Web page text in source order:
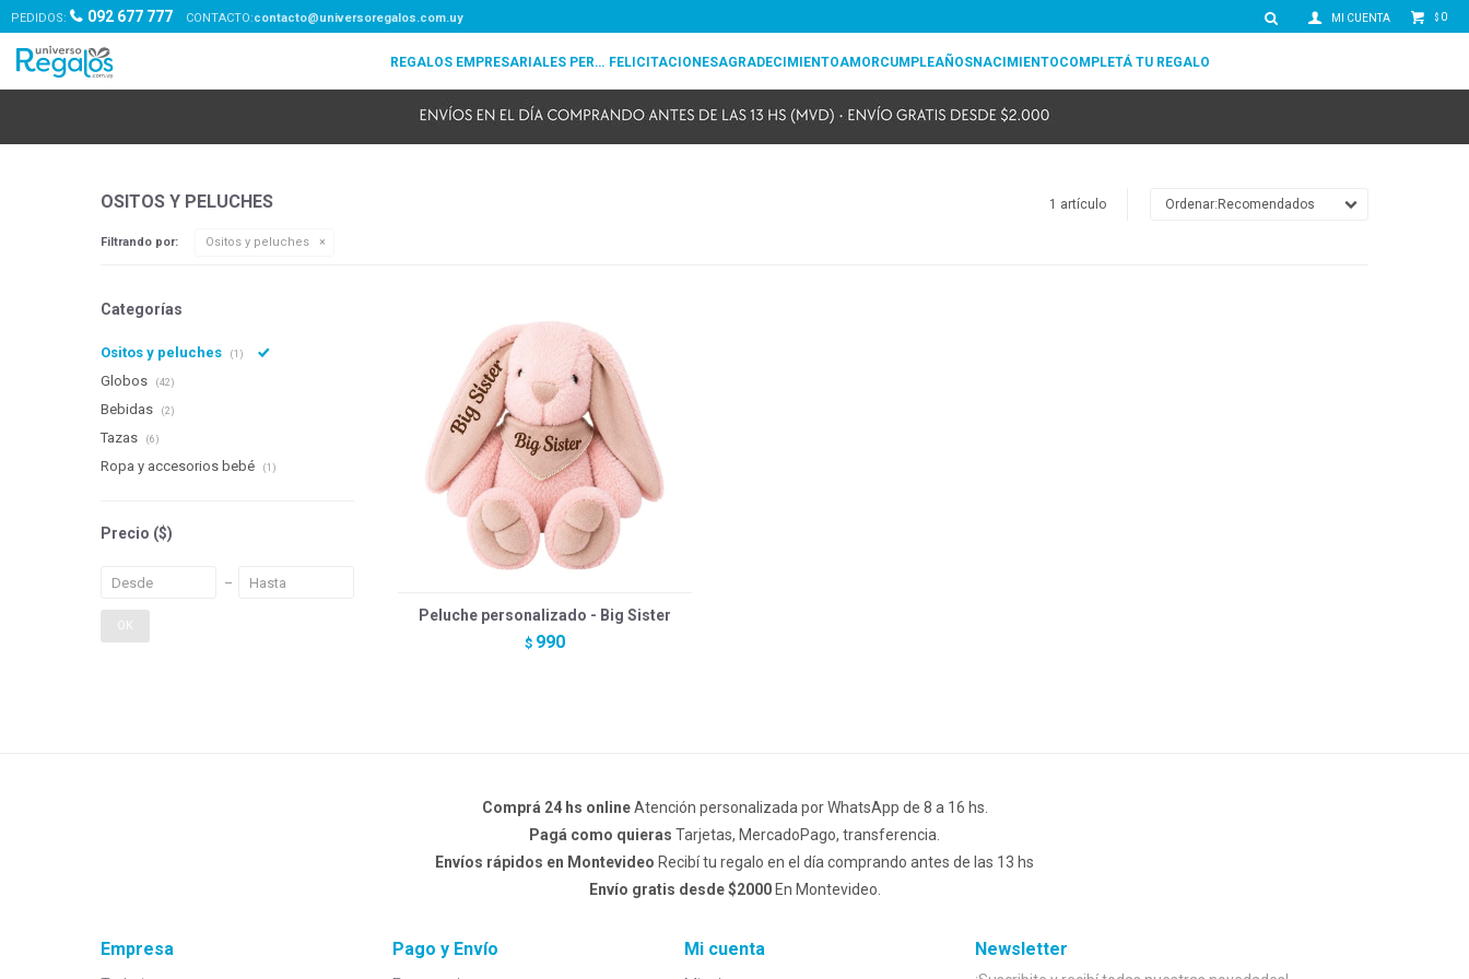
REGALOS EMPRESARIALES PERSONALIZADOS FELICITACIONESAGRADECIMIENTOAMORCUMPLEAÑOSNACIMIENTOCOMPLETÁ TU REGALO
$ 0
PEDIDOS: 092 677 777 contacto@universoregalos.com.uy
OSITOS Y PELUCHES 1 artículo Recomendados
Filtrando por: Ositos y peluches
Peluche personalizado - Big Sister
$ 990
Categorías
Ositos y peluches (1)
Globos (42)
Bebidas (2)
Tazas (6)
Ropa y accesorios bebé (1)
Precio ($)
OK
Comprá 24 hs onlineAtención personalizada por WhatsApp de 8 a 16 hs.
Pagá como quieras Tarjetas, MercadoPago, transferencia.
Envíos rápidos en Montevideo Recibí tu regalo en el día comprando antes de las 13 hs
Envío gratis desde $2000En Montevideo.
Empresa Pago y Envío Mi cuenta Newsletter